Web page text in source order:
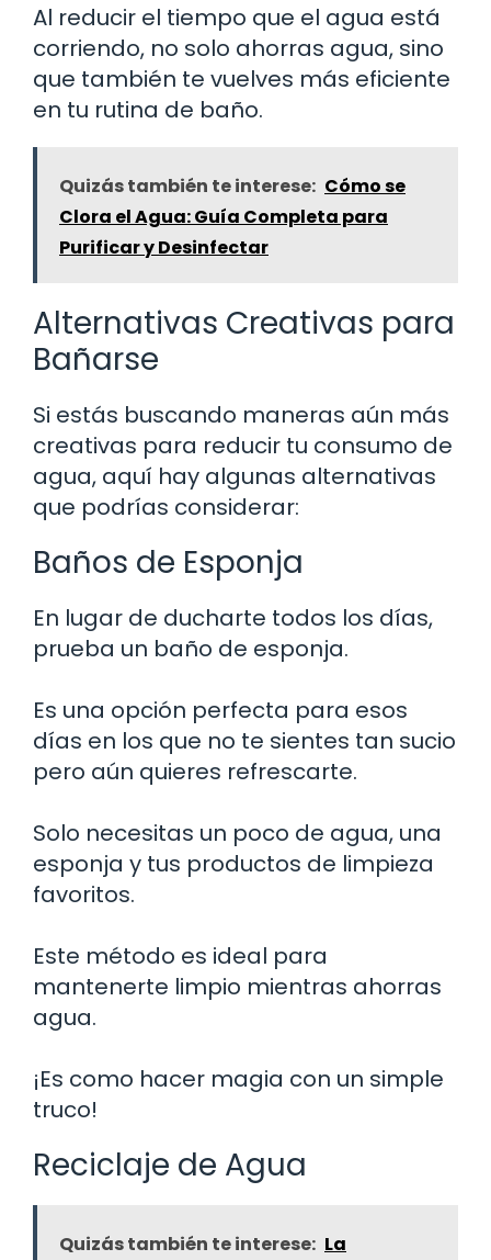
Al reducir el tiempo que el agua está
corriendo, no solo ahorras agua, sino
que también te vuelves más eficiente
en tu rutina de baño.
Quizás también te interese: Cómo se
Clora el Agua: Guía Completa para
Purificar y Desinfectar
Alternativas Creativas para
Bañarse
Si estás buscando maneras aún más
creativas para reducir tu consumo de
agua, aquí hay algunas alternativas
que podrías considerar:
Baños de Esponja
En lugar de ducharte todos los días,
prueba un baño de esponja.
Es una opción perfecta para esos
días en los que no te sientes tan sucio
pero aún quieres refrescarte.
Solo necesitas un poco de agua, una
esponja y tus productos de limpieza
favoritos.
Este método es ideal para
mantenerte limpio mientras ahorras
agua.
¡Es como hacer magia con un simple
truco!
Reciclaje de Agua
Quizás también te interese: La